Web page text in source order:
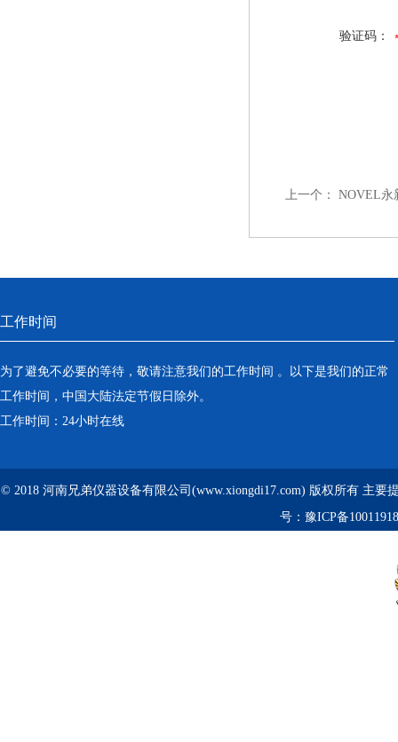
验证码：
上一个： NOVEL永
工作时间
为了避免不必要的等待，敬请注意我们的工作时间 。以下是我们的正常
工作时间，中国大陆法定节假日除外。
工作时间：24小时在线
© 2018 河南兄弟仪器设备有限公司(www.xiongdi17.com) 版权所有 主要
号： 豫ICP备